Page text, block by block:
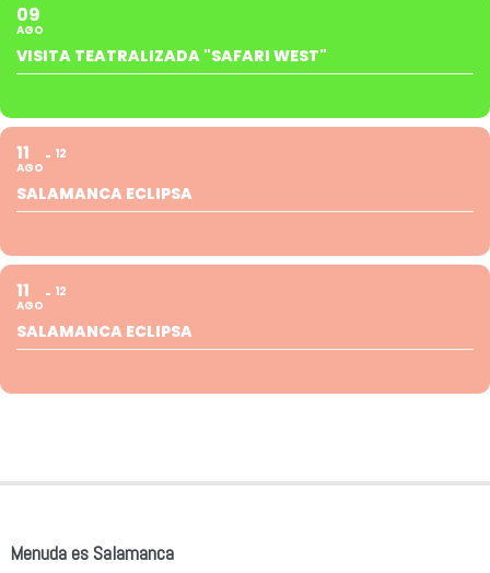
09
AGO
VISITA TEATRALIZADA "SAFARI WEST"
11
AGO
12
SALAMANCA ECLIPSA
11
AGO
12
SALAMANCA ECLIPSA
Menuda es Salamanca